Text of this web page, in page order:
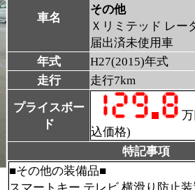
車名
その他
Ｘリミテッド レー
届出済未使用車
年式
H27(2015)年式
走行
走行7km
プライスボー
ド
込価格)
特記事項
■その他の装備品■